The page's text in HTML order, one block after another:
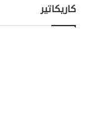
كاريكاتير